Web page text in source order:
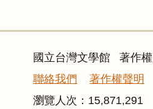
國立台灣文學館 著作
聯絡我們
著作權聲明
瀏覽人次： 15,871,291